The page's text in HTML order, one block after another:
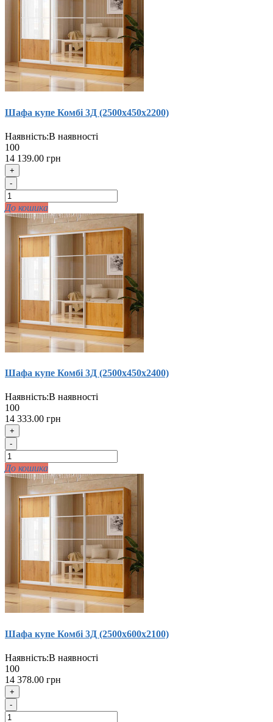
Шафа купе Комбi 3Д (2500х450х2200)
Наявність:В наявності
100
14 139.00 грн
+
-
До кошика
Шафа купе Комбi 3Д (2500х450х2400)
Наявність:В наявності
100
14 333.00 грн
+
-
До кошика
Шафа купе Комбi 3Д (2500х600х2100)
Наявність:В наявності
100
14 378.00 грн
+
-